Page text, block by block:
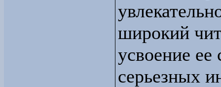
широкий
усвоение ее
серьезных